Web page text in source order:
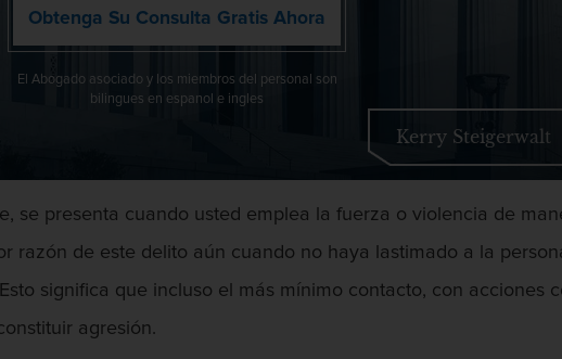
Obtenga Su Consulta Gratis Ahora
El Abogado asociado y los miembros del personal son
bilingues en espanol e ingles
Kerry Steigerwalt
se presenta cuando usted emplea la fuerza o violencia de
razón de este delito aún cuando no haya lastimado a la
significa que incluso el más mínimo contacto, con acciones
agresión.